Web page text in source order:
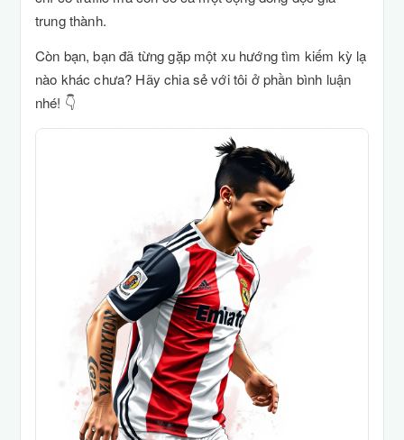
trung thành.
Còn bạn, bạn đã từng gặp một xu hướng tìm kiếm kỳ lạ
nào khác chưa? Hãy chia sẻ với tôi ở phần bình luận
nhé! 👇